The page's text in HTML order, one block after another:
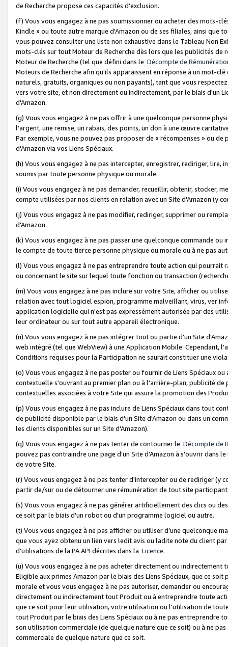
de Recherche propose ces capacités d'exclusion.
(f) Vous vous engagez à ne pas soumissionner ou acheter des mots-
Kindle » ou toute autre marque d'Amazon ou de ses filiales, ainsi que
vous pouvez consulter une liste non exhaustive dans le Tableau Non
mots-clés sur tout Moteur de Recherche dès lors que les publicités de
Moteur de Recherche (tel que défini dans le Décompte de
Moteurs de Recherche afin qu'ils apparaissent en réponse à un mot-
naturels, gratuits, organiques ou non payants), tant que vous
vers votre site, et non directement ou indirectement, par le biais d'un
d'Amazon.
(g) Vous vous engagez à ne pas offrir à une quelconque personne
l'argent, une remise, un rabais, des points, un don à une œuvre
Par exemple, vous ne pouvez pas proposer de « récompenses » ou
d'Amazon via vos Liens Spéciaux.
(h) Vous vous engagez à ne pas intercepter, enregistrer, rediriger,
soumis par toute personne physique ou morale.
(i) Vous vous engagez à ne pas demander, recueillir, obtenir, stocker,
compte utilisées par nos clients en relation avec un Site d'Amazon (y
(j) Vous vous engagez à ne pas modifier, rediriger, supprimer ou
d'Amazon.
(k) Vous vous engagez à ne pas passer une quelconque commande
le compte de toute tierce personne physique ou morale ou à ne pas
(l) Vous vous engagez à ne pas entreprendre toute action qui
ou concernant le site sur lequel toute fonction ou transaction
(m) Vous vous engagez à ne pas inclure sur votre Site, afficher ou
relation avec tout logiciel espion, programme malveillant, virus, ver
application logicielle qui n'est pas expressément autorisée par des
leur ordinateur ou sur tout autre appareil électronique.
(n) Vous vous engagez à ne pas intégrer tout ou partie d'un Site
web intégré (tel que WebView) à une Application Mobile. Cependant,
Conditions requises pour la Participation ne saurait constituer une
(o) Vous vous engagez à ne pas poster ou fournir de Liens Spéciaux
contextuelle s'ouvrant au premier plan ou à l'arrière-plan, publicité
contextuelles associées à votre Site qui assure la promotion des
(p) Vous vous engagez à ne pas inclure de Liens Spéciaux dans tout
de publicité disponible par le biais d'un Site d'Amazon ou dans un
les clients disponibles sur un Site d'Amazon).
(q) Vous vous engagez à ne pas tenter de contourner le Décompte de
pouvez pas contraindre une page d'un Site d'Amazon à s'ouvrir dans
de votre Site.
(r) Vous vous engagez à ne pas tenter d'intercepter ou de rediriger
partir de/sur ou de détourner une rémunération de tout site
(s) Vous vous engagez à ne pas générer artificiellement des clics ou
ce soit par le biais d'un robot ou d'un programme logiciel ou autre.
(t) Vous vous engagez à ne pas afficher ou utiliser d’une quelconque
que vous ayez obtenu un lien vers ledit avis ou ladite note du client
d’utilisations de la PA API décrites dans la Licence.
(u) Vous vous engagez à ne pas acheter directement ou
Eligible aux primes Amazon par le biais des Liens Spéciaux, que ce
morale et vous vous engagez à ne pas autoriser, demander ou
directement ou indirectement tout Produit ou à entreprendre toute
que ce soit pour leur utilisation, votre utilisation ou l'utilisation de
tout Produit par le biais des Liens Spéciaux ou à ne pas entreprendre
son utilisation commerciale (de quelque nature que ce soit) ou à ne
commerciale de quelque nature que ce soit.